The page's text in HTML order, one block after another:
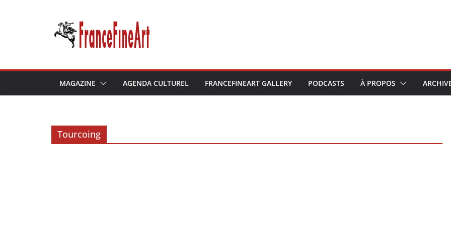
MAGAZINE AGENDA CULTUREL FRANCEFINEART GALLERY PODCASTS À PROPOS
Tourcoing